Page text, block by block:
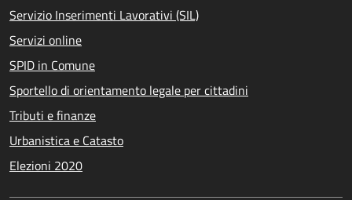
Servizio Inserimenti Lavorativi (SIL)
Servizi online
SPID in Comune
Sportello di orientamento legale per cittadini
Tributi e finanze
Urbanistica e Catasto
Elezioni 2020